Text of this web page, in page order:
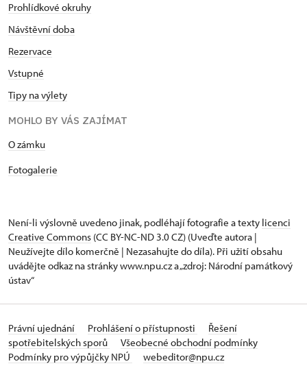
Prohlídkové okruhy
Návštěvní doba
Rezervace
Vstupné
Tipy na výlety
MOHLO BY VÁS ZAJÍMAT
O zámku
Fotogalerie
Není-li výslovně uvedeno jinak, podléhají fotografie a texty licenci
Creative Commons (CC BY-NC-ND 3.0 CZ) (Uveďte autora |
Neužívejte dílo komerčně | Nezasahujte do díla). Při užití obsahu
uvádějte odkaz na stránky www.npu.cz a „zdroj: Národní památkový
ústav“
Právní ujednání Prohlášení o přístupnosti
Řešení
spotřebitelských sporů
Všeobecné obchodní podmínky
Podmínky pro výpůjčky NPÚ
webeditor@npu.cz